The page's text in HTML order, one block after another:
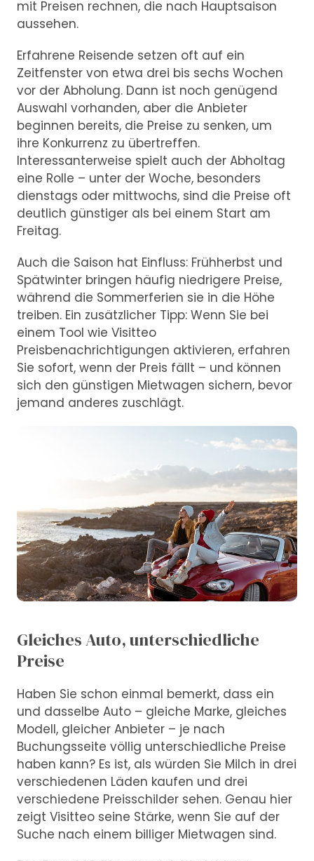
mit Preisen rechnen, die nach Hauptsaison
aussehen.
Erfahrene Reisende setzen oft auf ein
Zeitfenster von etwa drei bis sechs Wochen
vor der Abholung. Dann ist noch genügend
Auswahl vorhanden, aber die Anbieter
beginnen bereits, die Preise zu senken, um
ihre Konkurrenz zu übertreffen.
Interessanterweise spielt auch der Abholtag
eine Rolle – unter der Woche, besonders
dienstags oder mittwochs, sind die Preise oft
deutlich günstiger als bei einem Start am
Freitag.
Auch die Saison hat Einfluss: Frühherbst und
Spätwinter bringen häufig niedrigere Preise,
während die Sommerferien sie in die Höhe
treiben. Ein zusätzlicher Tipp: Wenn Sie bei
einem Tool wie Visitteo
Preisbenachrichtigungen aktivieren, erfahren
Sie sofort, wenn der Preis fällt – und können
sich den günstigen Mietwagen sichern, bevor
jemand anderes zuschlägt.
Gleiches Auto, unterschiedliche
Preise
Haben Sie schon einmal bemerkt, dass ein
und dasselbe Auto – gleiche Marke, gleiches
Modell, gleicher Anbieter – je nach
Buchungsseite völlig unterschiedliche Preise
haben kann? Es ist, als würden Sie Milch in drei
verschiedenen Läden kaufen und drei
verschiedene Preisschilder sehen. Genau hier
zeigt Visitteo seine Stärke, wenn Sie auf der
Suche nach einem billiger Mietwagen sind.